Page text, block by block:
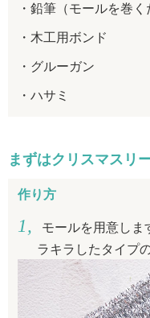
鉛筆（モールを巻く
木工用ボンド
グルーガン
ハサミ
まずはクリスマスリ
作り方
モールを用意しま
ラキラしたタイプ